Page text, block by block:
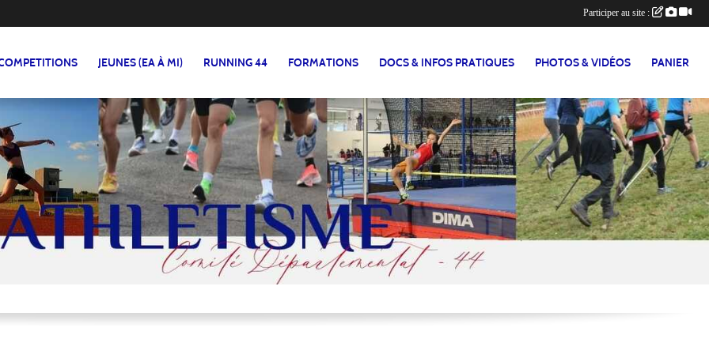
JEUNES (EA À MI) RUNNING 44 FORMATIONS DOCS & INFOS PRATIQUES PHOTOS & VIDÉOS PANIER
Participer au site :